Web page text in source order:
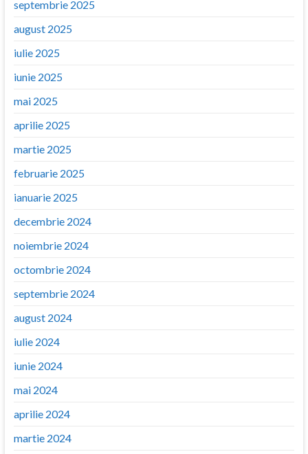
septembrie 2025
august 2025
iulie 2025
iunie 2025
mai 2025
aprilie 2025
martie 2025
februarie 2025
ianuarie 2025
decembrie 2024
noiembrie 2024
octombrie 2024
septembrie 2024
august 2024
iulie 2024
iunie 2024
mai 2024
aprilie 2024
martie 2024